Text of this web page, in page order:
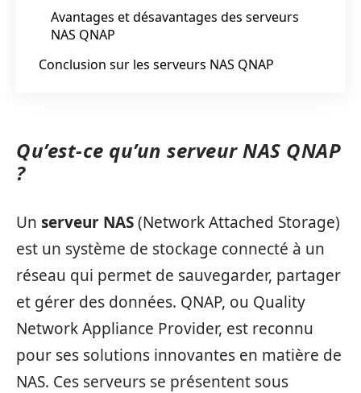
Avantages et désavantages des serveurs
NAS QNAP
Conclusion sur les serveurs NAS QNAP
Qu’est-ce qu’un serveur NAS QNAP
?
Un serveur NAS(Network Attached Storage)
est un système de stockage connecté à un
réseau qui permet de sauvegarder, partager
et gérer des données. QNAP, ou Quality
Network Appliance Provider, est reconnu
pour ses solutions innovantes en matière de
NAS. Ces serveurs se présentent sous